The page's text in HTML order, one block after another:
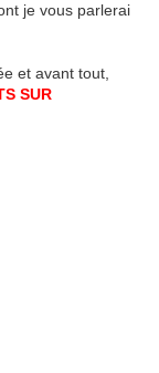
je vous parlerai
et avant tout,
SUR